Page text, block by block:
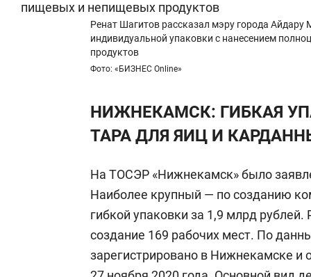
Ренат Шагитов рассказал мэру города Айдару
индивидуальной упаковки с нанесением
продуктов
Фото: «БИЗНЕС Online»
НИЖНЕКАМСК: ГИБКАЯ
ТАРА ДЛЯ ЯИЦ И
На ТОСЭР «Нижнекамск» было
Наиболее крупный — по созданию
гибкой упаковки за 1,9 млрд
создание 169 рабочих мест. По
зарегистрировано в Нижнекамске и